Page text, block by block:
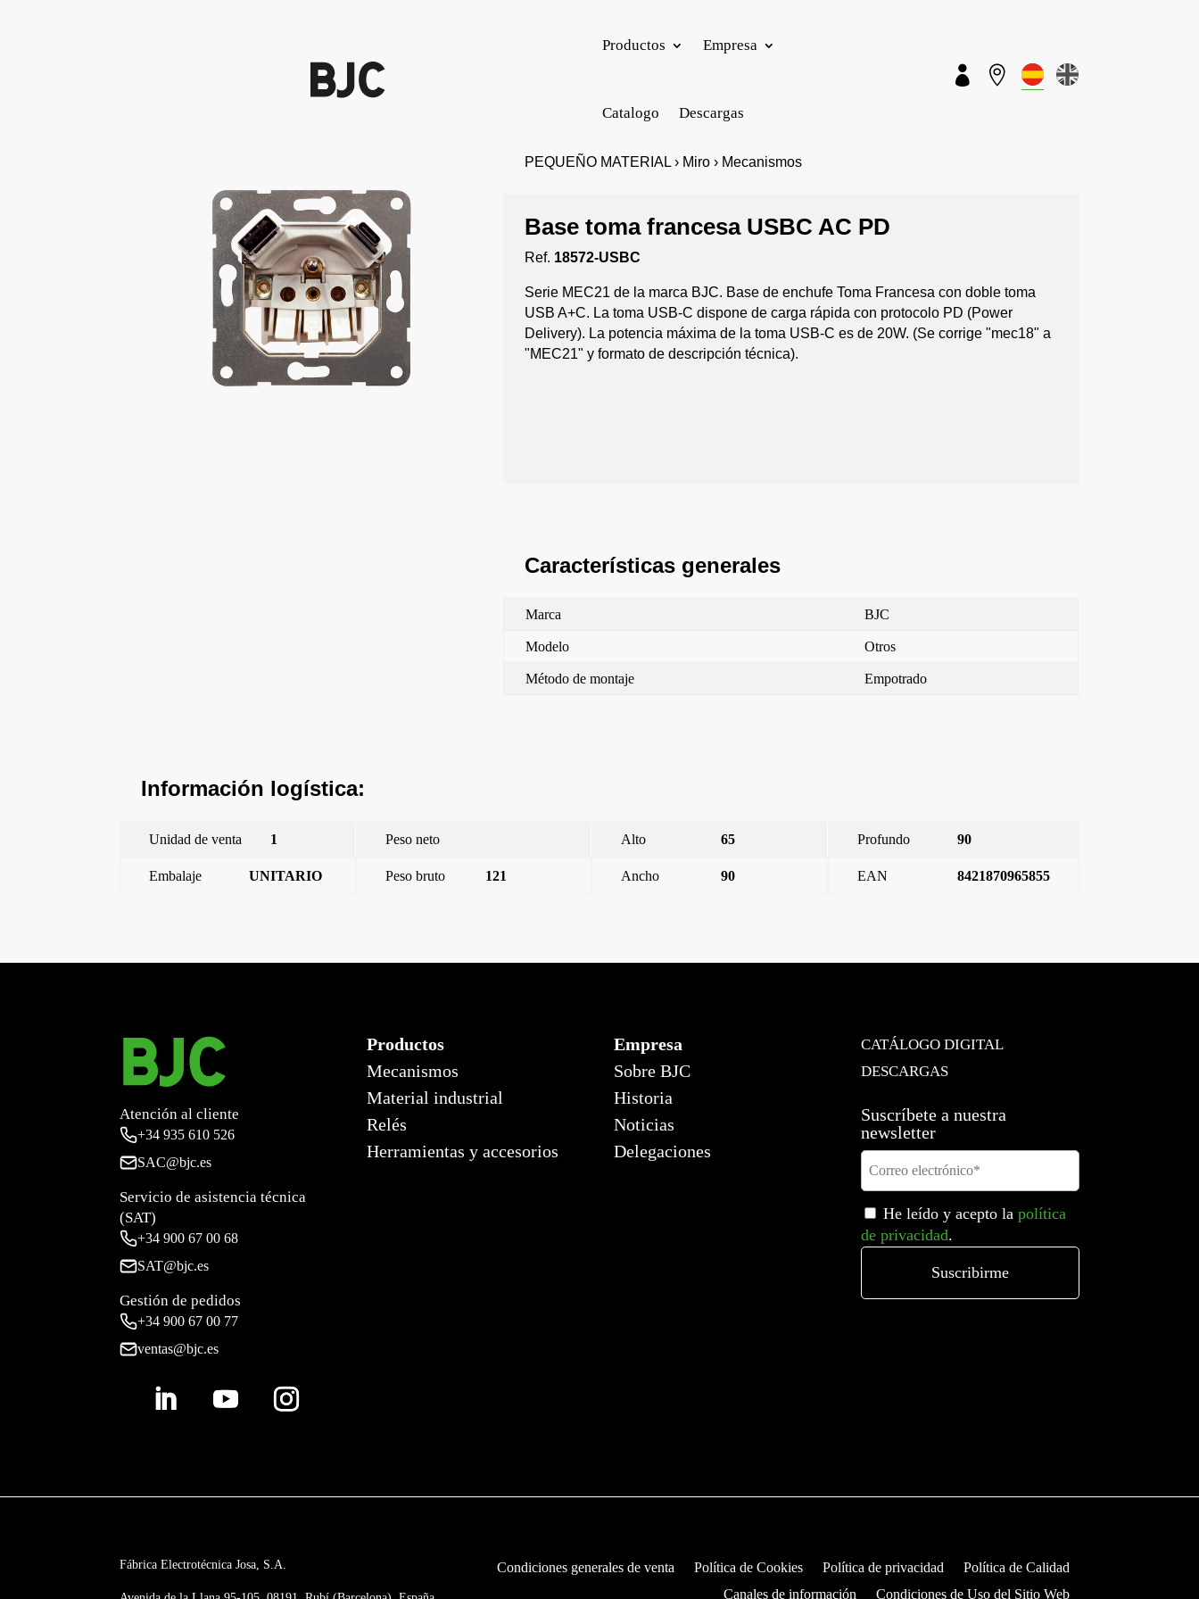
Productos Empresa
Catalogo Descargas
 
PEQUEÑO MATERIAL › Miro › Mecanismos
Base toma francesa USBC AC PD
Ref. 18572-USBC
Serie MEC21 de la marca BJC. Base de enchufe Toma Francesa con doble toma
USB A+C. La toma USB-C dispone de carga rápida con protocolo PD (Power
Delivery). La potencia máxima de la toma USB-C es de 20W. (Se corrige "mec18" a
"MEC21" y formato de descripción técnica).
Características generales
Marca BJC
Modelo Otros
Método de montaje Empotrado
Información logística:
Unidad de venta 1 Peso neto Alto 65 Profundo 90
Embalaje UNITARIO Peso bruto 121 Ancho 90 EAN 8421870965855
Atención al cliente
+34935 610 526
SAC@bjc.es
Servicio de asistencia técnica
(SAT)
+34900 67 00 68
SAT@bjc.es
Gestión de pedidos
+34 900 67 00 77
ventas@bjc.es
Productos
Mecanismos
Material industrial
Relés
Herramientas y accesorios
Empresa
Sobre BJC
Historia
Noticias
Delegaciones
CATÁLOGO DIGITAL
DESCARGAS
Suscríbete a nuestra
newsletter
He leído y acepto la política
de privacidad.
Fábrica Electrotécnica Josa, S.A. Condiciones generales de venta Política de Cookies Política de privacidad
Política de Calidad
Canales de información
Condiciones de Uso del Sitio Web